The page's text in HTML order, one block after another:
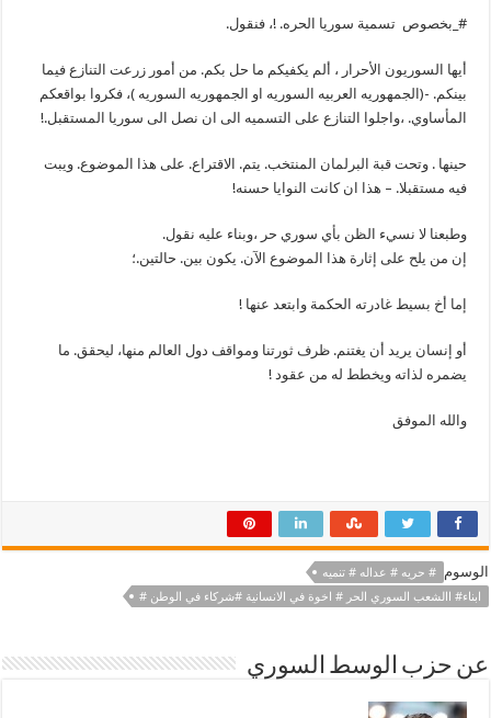
#_بخصوص تسمية سوريا الحره. !، فنقول.
أيها السوريون الأحرار ، ألم يكفيكم ما حل بكم. من أمور زرعت التنازع فيما
بينكم. -(الجمهوريه العربيه السوريه او الجمهوريه السوريه )، فكروا بواقعكم
المأساوي. ،واجلوا التنازع على التسميه الى ان نصل الى سوريا المستقبل.!
حينها . وتحت قبة البرلمان المنتخب. يتم. الاقتراع. على هذا الموضوع. ويبت
فيه مستقبلا. – هذا ان كانت النوايا حسنه!
وطبعنا لا نسيء الظن بأي سوري حر ،وبناء عليه نقول.
إن من يلح على إثارة هذا الموضوع الآن. يكون بين. حالتين.؛
إما أخ بسيط غادرته الحكمة وابتعد عنها !
أو إنسان يريد أن يغتنم. ظرف ثورتنا ومواقف دول العالم منها، ليحقق. ما
يضمره لذاته ويخطط له من عقود !
والله الموفق
الوسوم
# حريه # عداله # تنميه
ابناء# االشعب السوري الحر # اخوة في الانسانية #شركاء في الوطن #
عن حزب الوسط السوري